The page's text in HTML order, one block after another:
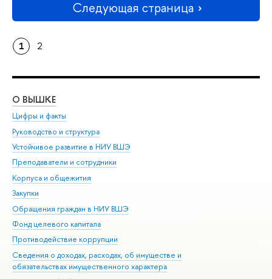
Следующая страница
1 2
О ВЫШКЕ
Цифры и факты
Руководство и структура
Устойчивое развитие в НИУ ВШЭ
Преподаватели и сотрудники
Корпуса и общежития
Закупки
Обращения граждан в НИУ ВШЭ
Фонд целевого капитала
Противодействие коррупции
Сведения о доходах, расходах, об имуществе и
обязательствах имущественного характера